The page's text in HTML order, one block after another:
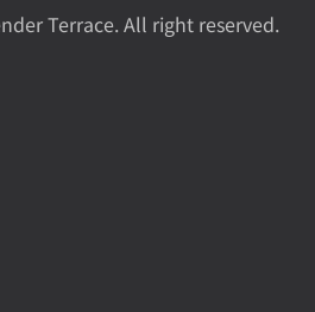
Terrace. All right reserved.